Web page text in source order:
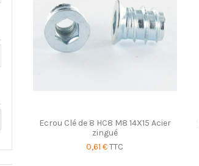
Ecrou Clé de 8 HC8 M8 14X15 Acier
zingué
0,61 €TTC